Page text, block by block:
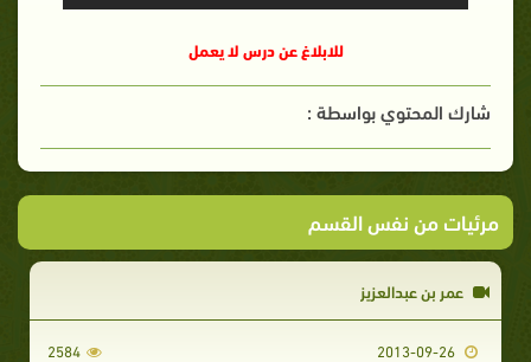
للابلاغ عن درس لا يعمل
شارك المحتوي بواسطة :
مرئيات من نفس القسم
عمر بن عبدالعزيز
2584